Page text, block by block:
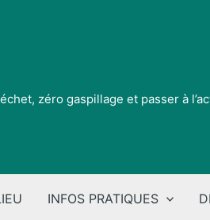
zéro gaspillage et passer à
INFOS PRATIQUES